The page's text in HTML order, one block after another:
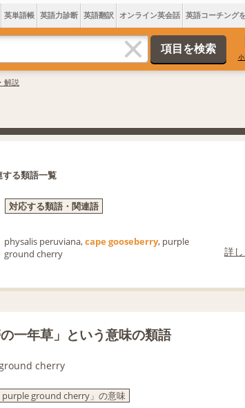
英単語帳 英語力診断 英語翻訳 オンライン英会話 英語コーチング
解説
する類語一覧
対応する類語・関連語
physalis peruviana,cape gooseberry, purple
ground cherry
詳
一年草」という意味の類語
cherry
ground cherry」の意味